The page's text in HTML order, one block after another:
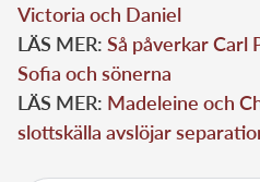
Victoria och Daniel
LÄS MER: Så påverkar Carl
Sofia och sönerna
LÄS MER: Madeleine och
slottskälla avslöjar